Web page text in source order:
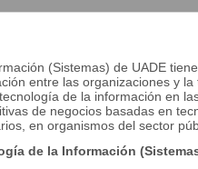
(Sistemas) de UADE
entre las organizaciones y
de la información en
de negocios basadas en
en organismos del sector
de la Información